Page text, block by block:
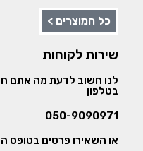
כל המוצרים >
שירות לקוחות
לנו חשוב לדעת מה אתם
בטלפון
050-9090971
או השאירו פרטים בטופס